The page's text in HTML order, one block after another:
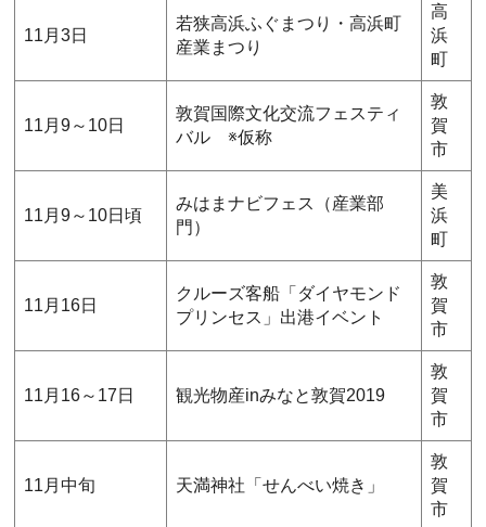
11月3日
若狭高浜ふぐまつり・高浜町
産業まつり
高
浜
町
11月9～10日
敦賀国際文化交流フェスティ
バル ※仮称
敦
賀
市
11月9～10日頃
みはまナビフェス（産業部
門）
美
浜
町
11月16日
クルーズ客船「ダイヤモンド
プリンセス」出港イベント
敦
賀
市
11月16～17日 観光物産inみなと敦賀2019
敦
賀
市
11月中旬 天満神社「せんべい焼き」
敦
賀
市